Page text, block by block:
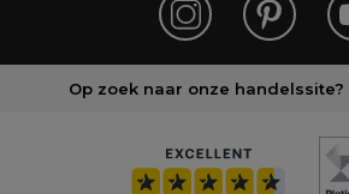
Op zoek naar onze handelssite?